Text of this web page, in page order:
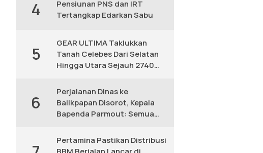
4
Pensiunan PNS dan IRT
Tertangkap Edarkan Sabu
5
GEAR ULTIMA Taklukkan
Tanah Celebes Dari Selatan
Hingga Utara Sejauh 2740
6
Perjalanan Dinas ke
Balikpapan Disorot, Kepala
Bapenda Parmout: Semua
Pertamina Pastikan Distribusi